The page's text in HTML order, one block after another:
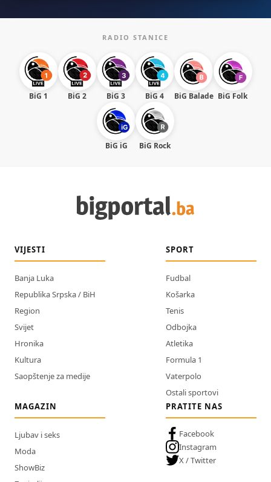
RADIO STANICE
BiG 1 BiG 2 BiG 3 BiG 4 BiG Balade BiG Folk
BiG iG BiG Rock
VIJESTI
Banja Luka
Republika Srpska / BiH
Region
Svijet
Hronika
Kultura
Saopštenje za medije
SPORT
Fudbal
Košarka
Tenis
Odbojka
Atletika
Formula 1
Vaterpolo
Ostali sportovi
MAGAZIN
Ljubav i seks
Moda
ShowBiz
PRATITE NAS
Facebook
Instagram
X / Twitter